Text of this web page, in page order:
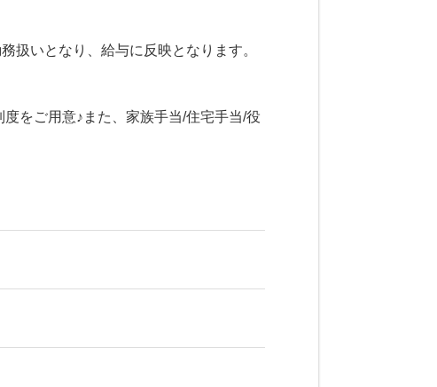
扱いとなり、給与に反映となります。
をご用意♪また、家族手当/住宅手当/役